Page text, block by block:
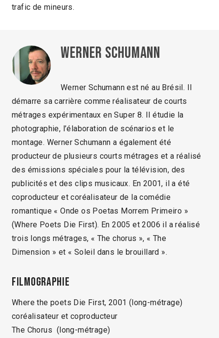
trafic de mineurs.
Werner Schumann
Werner Schumann est né au Brésil. Il
démarre sa carrière comme réalisateur de courts
métrages expérimentaux en Super 8. Il étudie la
photographie, l’élaboration de scénarios et le
montage. Werner Schumann a également été
producteur de plusieurs courts métrages et a réalisé
des émissions spéciales pour la télévision, des
publicités et des clips musicaux. En 2001, il a été
coproducteur et coréalisateur de la comédie
romantique « Onde os Poetas Morrem Primeiro »
(Where Poets Die First). En 2005 et 2006 il a réalisé
trois longs métrages, « The chorus », « The
Dimension » et « Soleil dans le brouillard ».
Filmographie
Where the poets Die First, 2001 (long-métrage)
coréalisateur et coproducteur
The Chorus (long-métrage)